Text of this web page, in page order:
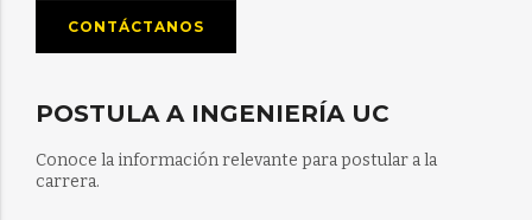
CONTÁCTANOS
POSTULA A INGENIERÍA UC
Conoce la información relevante para postular a la
carrera.